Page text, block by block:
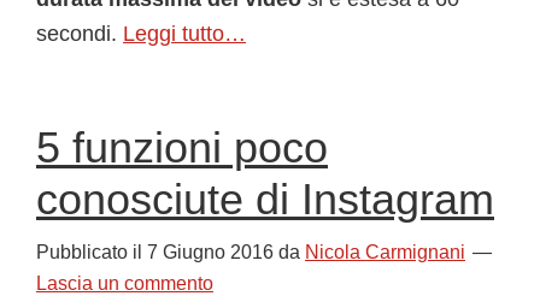
secondi. Leggi tutto…
5 funzioni poco
conosciute di Instagram
Pubblicato il 7 Giugno 2016 da Nicola Carmignani
Lascia un commento